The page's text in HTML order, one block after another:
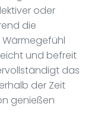
oder
die
und befreit
das
der Zeit
genießen